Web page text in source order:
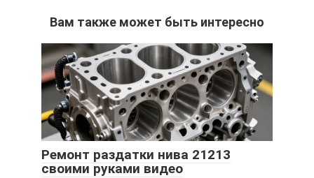
Вам также может быть интересно
Ремонт раздатки нива 21213
своими руками видео